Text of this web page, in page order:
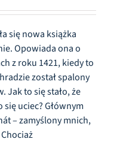
się nowa książka
Opowiada ona o
z roku 1421, kiedy to
został spalony
Jak to się stało, że
uciec? Głównym
– zamyślony mnich,